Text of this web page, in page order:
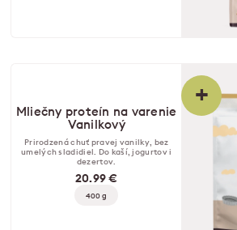
+
Mliečny proteín na varenie
Vanilkový
Prirodzená chuť pravej vanilky, bez
umelých sladidiel. Do kaší, jogurtov i
dezertov.
20.99 €
400 g